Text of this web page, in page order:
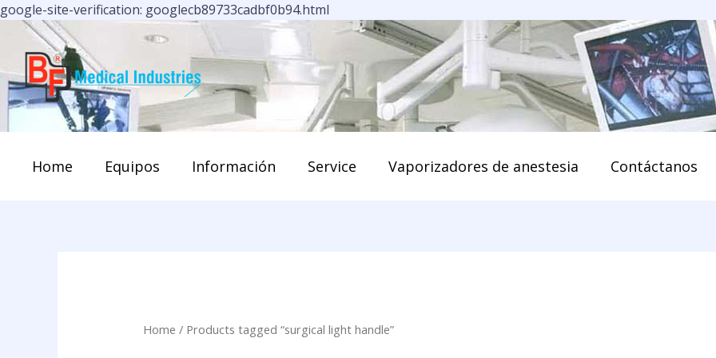
google-site-verification: googlecb89733cadbf0b94.html
contenido
Home Equipos Información Service Vaporizadores de anestesia Contáctanos
Home / Products tagged “surgical light handle”